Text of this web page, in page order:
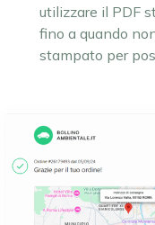
utilizzare il PDF
fino a quando
stampato per